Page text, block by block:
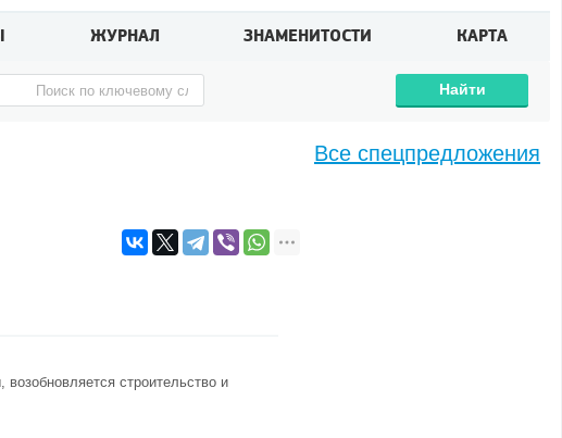
ЖУРНАЛ ЗНАМЕНИТОСТИ КАРТА
Найти
строительство и
Все спецпредложения